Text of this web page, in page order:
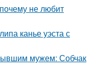
не любит
канье уэста с
мужем: Собчак